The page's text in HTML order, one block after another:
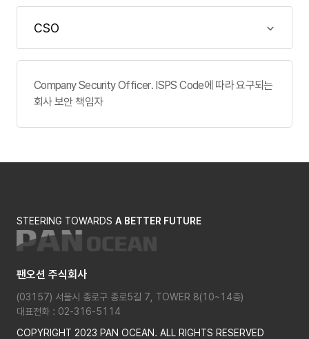
Company Security Officer. ISPS Code에 따라 요구되는
회사 보안 책임자
STEERING TOWARDS A BETTER FUTURE
팬오션 주식회사
(03157) 서울시 종로구 종로5길 7, TOWER 8(10~14층)
대표전화 : 02-316-5114
COPYRIGHT 2023 PAN OCEAN. ALL RIGHTS RESERVED